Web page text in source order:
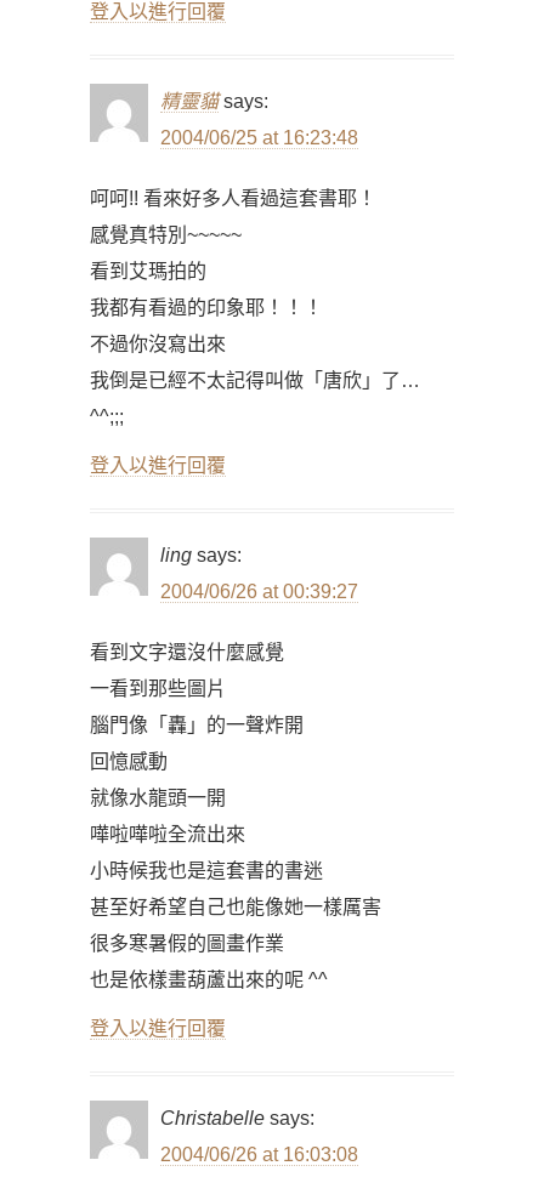
登入以進行回覆
精靈貓 says:
2004/06/25 at 16:23:48
呵呵!! 看來好多人看過這套書耶！
感覺真特別~~~~~
看到艾瑪拍的
我都有看過的印象耶！！！
不過你沒寫出來
我倒是已經不太記得叫做「唐欣」了…
^^;;;
登入以進行回覆
ling says:
2004/06/26 at 00:39:27
看到文字還沒什麼感覺
一看到那些圖片
腦門像「轟」的一聲炸開
回憶感動
就像水龍頭一開
嘩啦嘩啦全流出來
小時候我也是這套書的書迷
甚至好希望自己也能像她一樣厲害
很多寒暑假的圖畫作業
也是依樣畫葫蘆出來的呢 ^^
登入以進行回覆
Christabelle says:
2004/06/26 at 16:03:08